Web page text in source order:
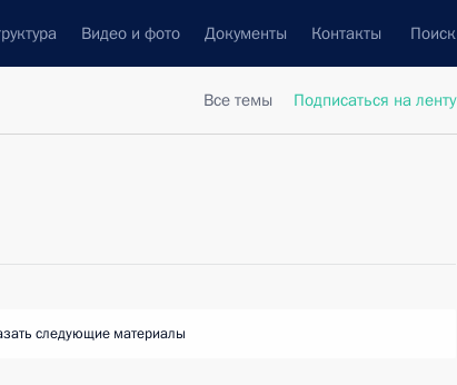
Видео и фото Документы Контакты Поиск
Все темы Подписаться на ленту
следующие материалы